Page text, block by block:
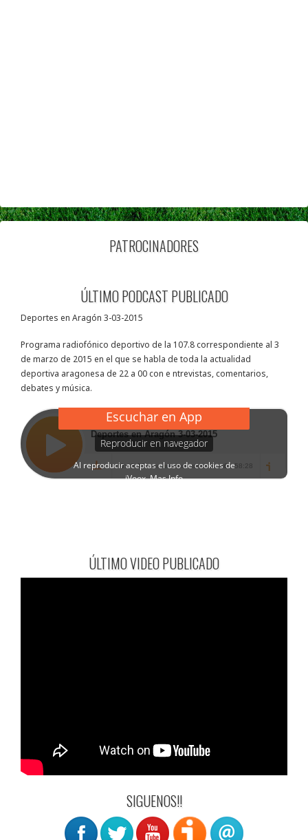
PATROCINADORES
ÚLTIMO PODCAST PUBLICADO
Deportes en Aragón 3-03-2015
Programa radiofónico deportivo de la 107.8 correspondiente al 3
de marzo de 2015 en el que se habla de toda la actualidad
deportiva aragonesa de 22 a 00 con e ntrevistas, comentarios,
debates y música.
ÚLTIMO VIDEO PUBLICADO
SIGUENOS!!